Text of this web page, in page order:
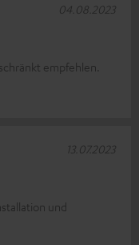
empfehlen.
04.08.2023
und
13.07.2023